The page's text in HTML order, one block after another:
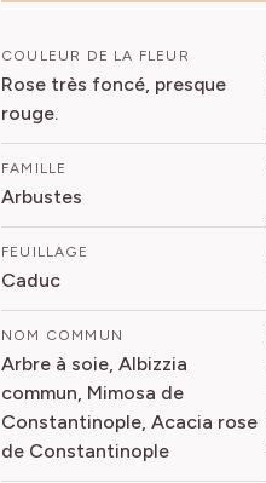
COULEUR DE LA FLEUR
Rose très foncé, presque
rouge.
FAMILLE
Arbustes
FEUILLAGE
Caduc
NOM COMMUN
Arbre à soie, Albizzia
commun, Mimosa de
Constantinople, Acacia rose
de Constantinople